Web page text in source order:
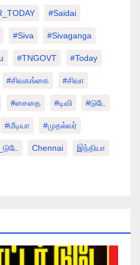
#saidai
#Siva #Sivaganga
#TNGOVT #today
#சிவகங்கை #சிவா
#சைதை #டிவி #டுடே
#மீடியா #முதல்வர்
Chennai இந்தியா